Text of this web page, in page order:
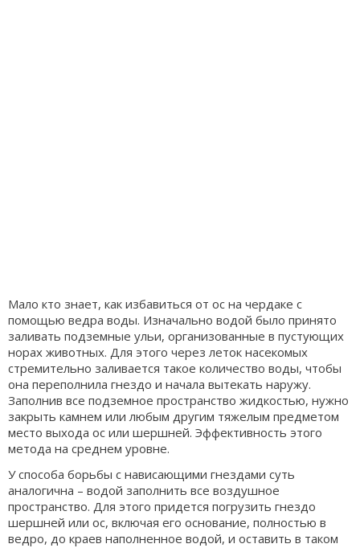
Мало кто знает, как избавиться от ос на чердаке с
помощью ведра воды. Изначально водой было принято
заливать подземные ульи, организованные в пустующих
норах животных. Для этого через леток насекомых
стремительно заливается такое количество воды, чтобы
она переполнила гнездо и начала вытекать наружу.
Заполнив все подземное пространство жидкостью, нужно
закрыть камнем или любым другим тяжелым предметом
место выхода ос или шершней. Эффективность этого
метода на среднем уровне.
У способа борьбы с нависающими гнездами суть
аналогична – водой заполнить все воздушное
пространство. Для этого придется погрузить гнездо
шершней или ос, включая его основание, полностью в
ведро, до краев наполненное водой, и оставить в таком